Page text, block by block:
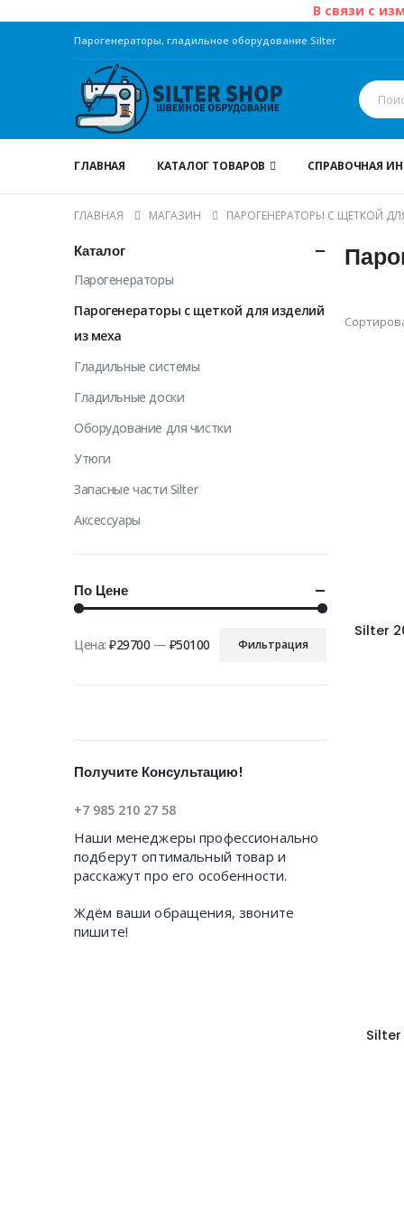
В связи с
Парогенераторы, гладильное оборудование Silter
ГЛАВНАЯ КАТАЛОГ ТОВАРОВ СПРАВОЧНАЯ
ГЛАВНАЯ МАГАЗИН ПАРОГЕНЕРАТОРЫ С ЩЕТКОЙ
Silter
Silter
Каталог
Парогенераторы
Парогенераторы с щеткой для изделий
из меха
Гладильные системы
Гладильные доски
Оборудование для чистки
Утюги
Запасные части Silter
Аксессуары
По Цене
Минимальная
цена
Максимальная
цена
Фильтрация
Цена:₽29700 — ₽50100
Получите Консультацию!
+7 985 210 27 58
Наши менеджеры профессионально
подберут оптимальный товар и
расскажут про его особенности.
Ждём ваши обращения, звоните
пишите!